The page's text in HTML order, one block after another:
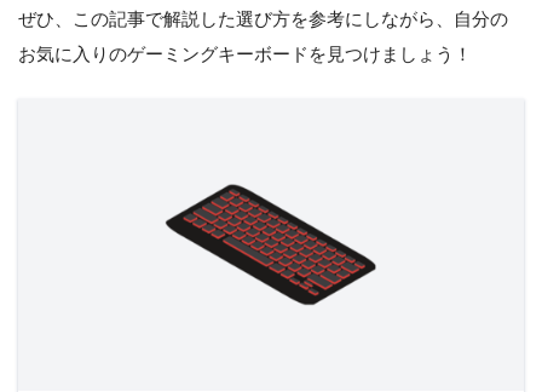
ぜひ、この記事で解説した選び方を参考にしながら、自分の
お気に入りのゲーミングキーボードを見つけましょう！